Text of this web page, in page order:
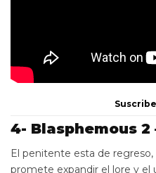
4- Blasphemous
El penitente esta de
promete expandir el lore y el